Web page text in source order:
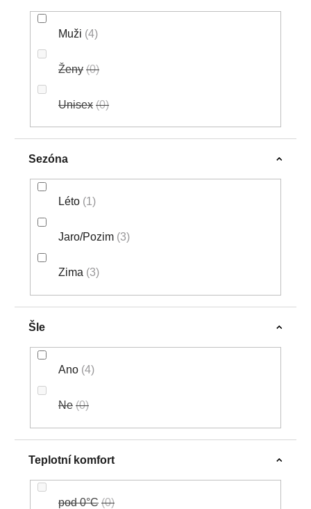
Muži 4
Ženy 0
Unisex 0
Sezóna
Léto 1
Jaro/Pozim 3
Zima 3
Šle
Ano 4
Ne 0
Teplotní komfort
pod 0°C 0